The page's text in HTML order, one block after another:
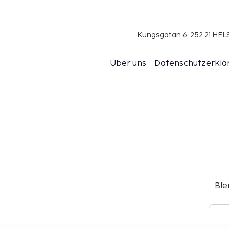
Kungsgatan 6, 252 21
Über uns